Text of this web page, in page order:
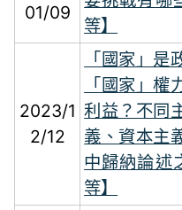
01/09
等】
2023/1
2/12
「國家」
「國家」
利益？不同
義、資本主
中歸納論述
等】